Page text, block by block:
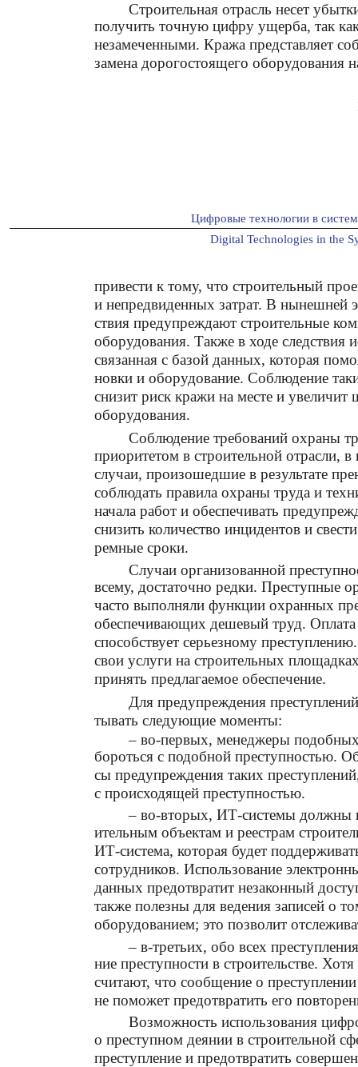
Строительная отрасль несет
получить точную цифру ущерба, так
незамеченными. Кража представляет
замена дорогостоящего оборудования
Цифровые технологии в
Digital Technologies in the
привести к тому, что строительный
и непредвиденных затрат. В нынешней
ствия предупреждают строительные
оборудования. Также в ходе следствия
связанная с базой данных, которая
новки и оборудование. Соблюдение
снизит риск кражи на месте и
оборудования.
Соблюдение требований охраны
приоритетом в строительной отрасли,
случаи, произошедшие в результате
соблюдать правила охраны труда и
начала работ и обеспечивать
снизить количество инцидентов и
ремные сроки.
Случаи организованной
всему, достаточно редки. Преступные
часто выполняли функции охранных
обеспечивающих дешевый труд. Оплата
способствует серьезному
свои услуги на строительных
принять предлагаемое обеспечение.
Для предупреждения
тывать следующие моменты:
– во-первых, менеджеры
бороться с подобной преступностью.
сы предупреждения таких
с происходящей преступностью.
– во-вторых, ИТ-системы должны
ительным объектам и реестрам
ИТ-система, которая будет
сотрудников. Использование
данных предотвратит незаконный
также полезны для ведения записей о
оборудованием; это позволит
– в-третьих, обо всех
ние преступности в строительстве.
считают, что сообщение о
не поможет предотвратить его
Возможность использования
о преступном деянии в строительной
преступление и предотвратить